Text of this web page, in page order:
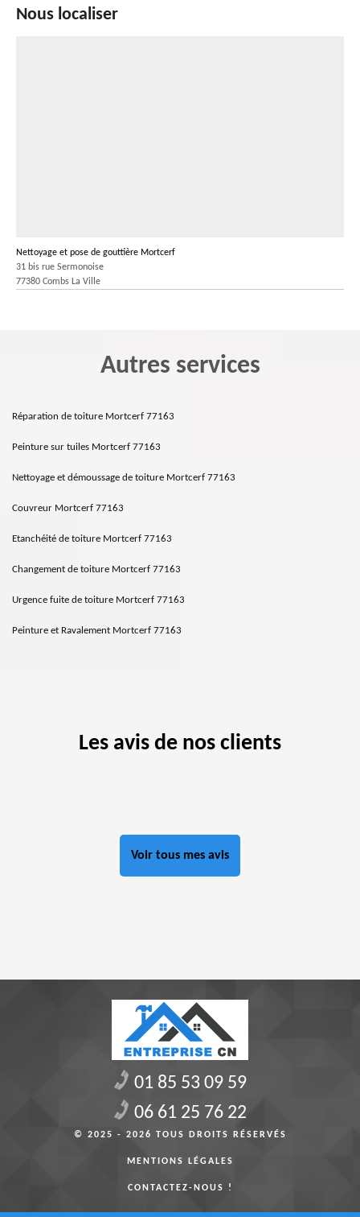
Nous localiser
Nettoyage et pose de gouttière Mortcerf
31 bis rue Sermonoise
77380 Combs La Ville
Autres services
Réparation de toiture Mortcerf 77163
Peinture sur tuiles Mortcerf 77163
Nettoyage et démoussage de toiture Mortcerf 77163
Couvreur Mortcerf 77163
Etanchéité de toiture Mortcerf 77163
Changement de toiture Mortcerf 77163
Urgence fuite de toiture Mortcerf 77163
Peinture et Ravalement Mortcerf 77163
Les avis de nos clients
Voir tous mes avis
01 85 53 09 59
06 61 25 76 22
© 2025 - 2026 TOUS DROITS RÉSERVÉS
MENTIONS LÉGALES
CONTACTEZ-NOUS !